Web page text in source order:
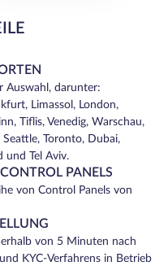
Auswahl, darunter:
Limassol, London,
Tiflis, Venedig, Warschau,
Toronto, Dubai,
und Tel Aviv.
PANELS
von Control Panels von
von 5 Minuten nach
KYC-Verfahrens in Betrieb